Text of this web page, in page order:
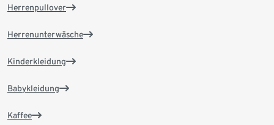
Herrenpullover
Herrenunterwäsche
Kinderkleidung
Babykleidung
Kaffee